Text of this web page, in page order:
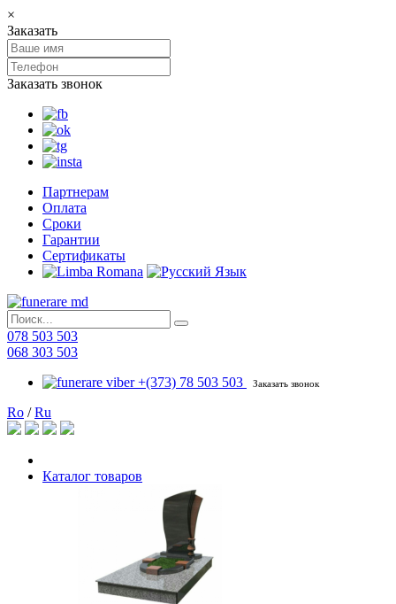
×
Заказать
Заказать звонок
Партнерам
Оплата
Сроки
Гарантии
Сертификаты
078 503 503
068 303 503
+(373) 78 503 503
Заказать звонок
Ro /Ru
Каталог товаров